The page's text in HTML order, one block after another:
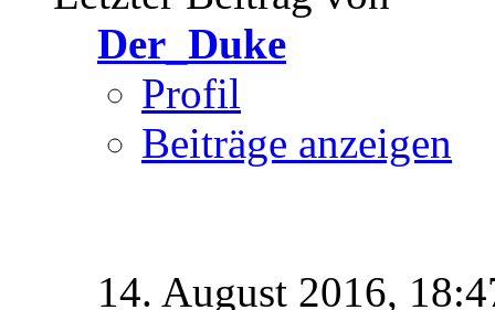
Der_Duke
Profil
Beiträge anzeigen
14. August 2016,